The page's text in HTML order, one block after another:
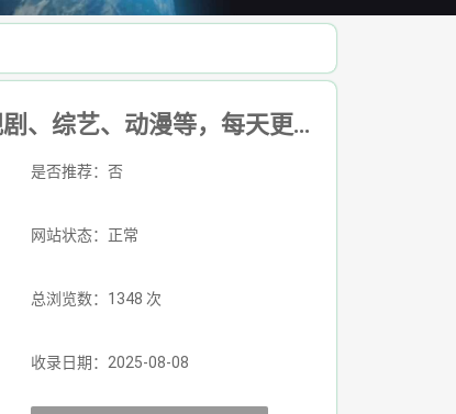
秋霞电影网-免费电影在线观看，2025最新电影、电视剧、综艺、动漫等，每天更新！
是否推荐：否
网站状态：正常
总浏览数：1348 次
收录日期：2025-08-08